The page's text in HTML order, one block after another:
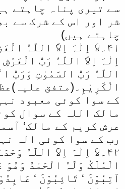
سے تیری پناہ چاہتے
شر اور اس کے شرک سے
چاہتے ہیں)
۴۱۔لاَ اِلٰہَ اِلاَّ اللّہُ
اِلٰہَ اِلاّ اللّہُ رَبُّ الْعَرْشِ
اللّہُ رَبُّ السّمٰوٰتِ وَرَبُّ
الْکَرِیْمِ۔(متفق
کے سوا کوئی معبود
مالک اللہ کے سوال
عرش کریم کے مالک‘
رب کے سوا کوئی الہ
۴۲۔لاَ اِلٰہَ اِلاَّ اللّہُ
الْمُلْکُ وَلَہُ الْحَمْدُ وَھُوَ
آتِبُوْنَ ‘ تَائِبُوْنَ ‘